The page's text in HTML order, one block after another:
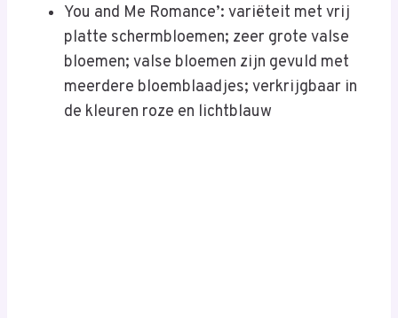
You and Me Romance’: variëteit met vrij
platte schermbloemen; zeer grote valse
bloemen; valse bloemen zijn gevuld met
meerdere bloemblaadjes; verkrijgbaar in
de kleuren roze en lichtblauw